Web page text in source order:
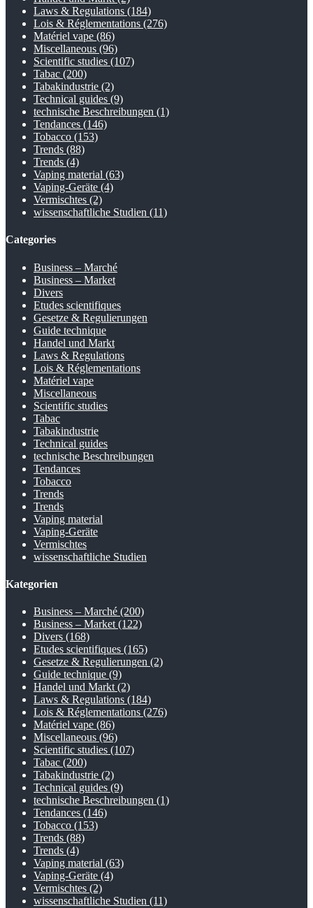
Laws & Regulations (184)
Lois & Réglementations (276)
Matériel vape (86)
Miscellaneous (96)
Scientific studies (107)
Tabac (200)
Tabakindustrie (2)
Technical guides (9)
technische Beschreibungen (1)
Tendances (146)
Tobacco (153)
Trends (88)
Trends (4)
Vaping material (63)
Vaping-Geräte (4)
Vermischtes (2)
wissenschaftliche Studien (11)
Categories
Business – Marché
Business – Market
Divers
Etudes scientifiques
Gesetze & Regulierungen
Guide technique
Handel und Markt
Laws & Regulations
Lois & Réglementations
Matériel vape
Miscellaneous
Scientific studies
Tabac
Tabakindustrie
Technical guides
technische Beschreibungen
Tendances
Tobacco
Trends
Trends
Vaping material
Vaping-Geräte
Vermischtes
wissenschaftliche Studien
Kategorien
Business – Marché (200)
Business – Market (122)
Divers (168)
Etudes scientifiques (165)
Gesetze & Regulierungen (2)
Guide technique (9)
Handel und Markt (2)
Laws & Regulations (184)
Lois & Réglementations (276)
Matériel vape (86)
Miscellaneous (96)
Scientific studies (107)
Tabac (200)
Tabakindustrie (2)
Technical guides (9)
technische Beschreibungen (1)
Tendances (146)
Tobacco (153)
Trends (88)
Trends (4)
Vaping material (63)
Vaping-Geräte (4)
Vermischtes (2)
wissenschaftliche Studien (11)